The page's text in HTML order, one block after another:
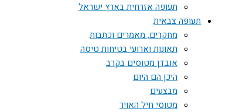
תעופה אזרחית בארץ ישראל
תעופה צבאית
מחקרים, מאמרים וכתבות
תאונות וארועי בטיחות טיסה
אובדן מטוסים בקרב
היכן הם היום
מבצעים
מטוסי חיל האויר